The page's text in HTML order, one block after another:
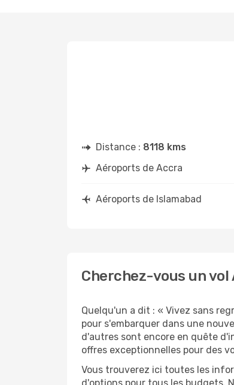
Distance : 8118 kms
Aéroports de Accra
Aéroports de Islamabad
Cherchez-vous un
Quelqu'un a dit : « Vivez sans
pour s'embarquer dans une
d'autres sont encore en quête
offres exceptionnelles pour des
Vous trouverez ici toutes les